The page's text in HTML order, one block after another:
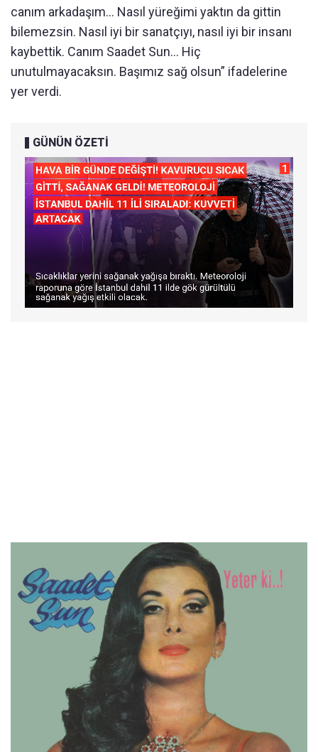
canım arkadaşım… Nasıl yüreğimi yaktın da gittin
bilemezsin. Nasıl iyi bir sanatçıyı, nasıl iyi bir insanı
kaybettik. Canım Saadet Sun… Hiç
unutulmayacaksın. Başımız sağ olsun” ifadelerine
yer verdi.
GÜNÜN ÖZETİ